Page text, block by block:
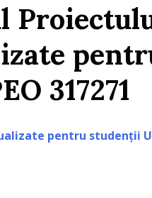
317271
pentru studenții